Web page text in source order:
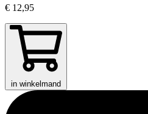
€ 12,95
in winkelmand